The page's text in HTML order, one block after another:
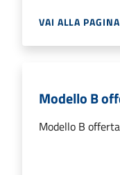
VAI ALLA PAGINA
Modello B
Modello B offerta